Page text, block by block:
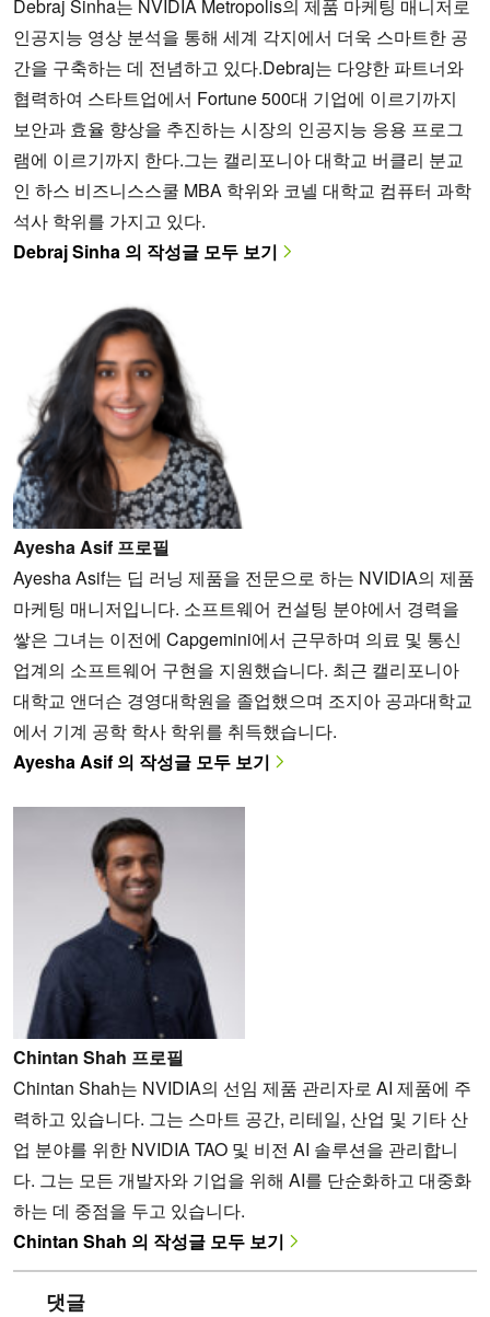
Debraj Sinha는 NVIDIA Metropolis의 제품 마케팅 매니저로
인공지능 영상 분석을 통해 세계 각지에서 더욱 스마트한 공
간을 구축하는 데 전념하고 있다.Debraj는 다양한 파트너와
협력하여 스타트업에서 Fortune 500대 기업에 이르기까지
보안과 효율 향상을 추진하는 시장의 인공지능 응용 프로그
램에 이르기까지 한다.그는 캘리포니아 대학교 버클리 분교
인 하스 비즈니스스쿨 MBA 학위와 코넬 대학교 컴퓨터 과학
석사 학위를 가지고 있다.
Debraj Sinha 의 작성글 모두 보기
Ayesha Asif 프로필
Ayesha Asif는 딥 러닝 제품을 전문으로 하는 NVIDIA의 제품
마케팅 매니저입니다. 소프트웨어 컨설팅 분야에서 경력을
쌓은 그녀는 이전에 Capgemini에서 근무하며 의료 및 통신
업계의 소프트웨어 구현을 지원했습니다. 최근 캘리포니아
대학교 앤더슨 경영대학원을 졸업했으며 조지아 공과대학교
에서 기계 공학 학사 학위를 취득했습니다.
Ayesha Asif 의 작성글 모두 보기
Chintan Shah 프로필
Chintan Shah는 NVIDIA의 선임 제품 관리자로 AI 제품에 주
력하고 있습니다. 그는 스마트 공간, 리테일, 산업 및 기타 산
업 분야를 위한 NVIDIA TAO 및 비전 AI 솔루션을 관리합니
다. 그는 모든 개발자와 기업을 위해 AI를 단순화하고 대중화
하는 데 중점을 두고 있습니다.
Chintan Shah 의 작성글 모두 보기
댓글